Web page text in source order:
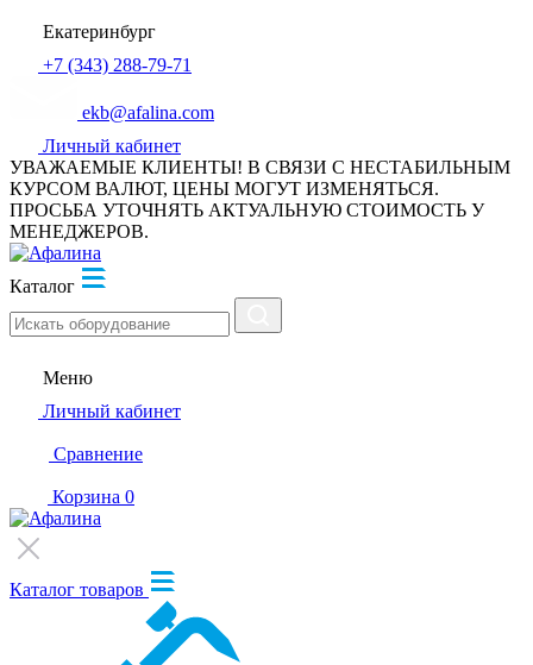
Екатеринбург
+7 (343) 288-79-71
ekb@afalina.com
Личный кабинет
УВАЖАЕМЫЕ КЛИЕНТЫ! В СВЯЗИ С НЕСТАБИЛЬНЫМ
КУРСОМ ВАЛЮТ, ЦЕНЫ МОГУТ ИЗМЕНЯТЬСЯ.
ПРОСЬБА УТОЧНЯТЬ АКТУАЛЬНУЮ СТОИМОСТЬ У
МЕНЕДЖЕРОВ.
Каталог
Меню
Личный кабинет
Сравнение
Корзина 0
Каталог товаров